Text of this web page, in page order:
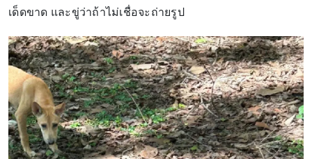
เด็ดขาด และขู่ว่าถ้าไม่เชื่อจะถ่ายรูป